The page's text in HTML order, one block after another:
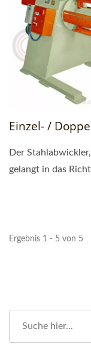
Einzel- /
Der
gelangt in das
Ergebnis 1 - 5 von 5